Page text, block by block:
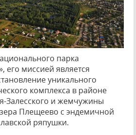
парка
его миссией является
уникального
комплекса в районе
Залесского и жемчужины
Плещеево с эндемичной
ряпушки.